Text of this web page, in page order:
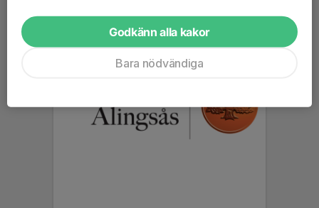
Godkänn alla kakor
Bara nödvändiga